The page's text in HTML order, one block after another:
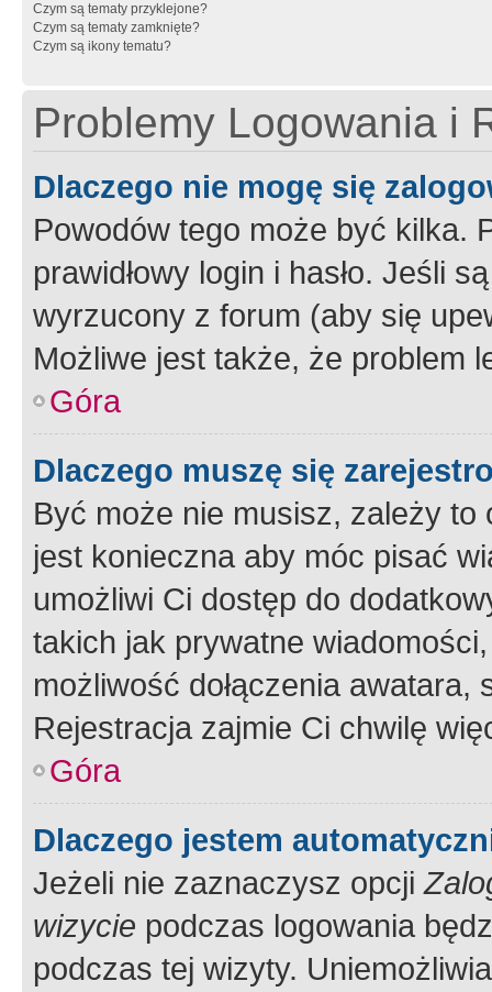
Czym są tematy przyklejone?
Czym są tematy zamknięte?
Czym są ikony tematu?
Problemy Logowania i
Dlaczego nie mogę się
Powodów tego może być kilka.
prawidłowy login i hasło. Jeśli
wyrzucony z forum (aby się
Możliwe jest także, że problem
Góra
Dlaczego muszę się
Być może nie musisz, zależy
jest konieczna aby móc pisać
umożliwi Ci dostęp do
takich jak prywatne
możliwość dołączenia
Rejestracja zajmie Ci chwilę
Góra
Dlaczego jestem
Jeżeli nie zaznaczysz opcji
wizycie podczas logowania
podczas tej wizyty.